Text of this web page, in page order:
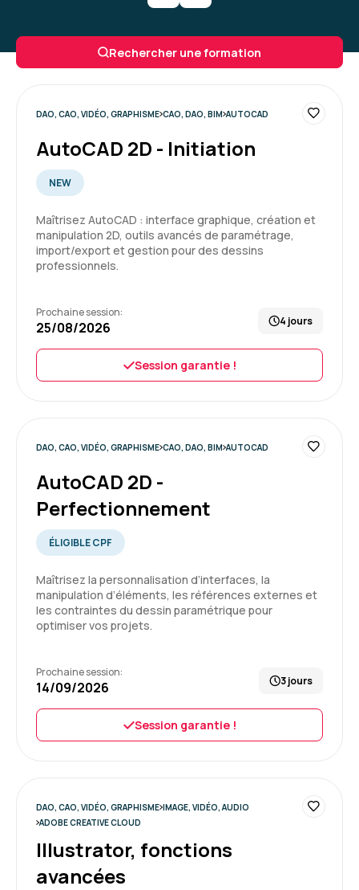
Formateur super, au-delà de ce que j'aurais pu
automatisation
Yannis K. Le 29/04/2026
espérer.
Enseignement de première pro, mais pas que,
cadrage, tips, conseils... un grand merci à lui.
Rechercher une formation
DAO, CAO, VIDÉO, GRAPHISME CAO, DAO, BIM AUTOCAD
AutoCAD 2D - Initiation
NEW
Maîtrisez AutoCAD : interface graphique, création et
manipulation 2D, outils avancés de paramétrage,
import/export et gestion pour des dessins
professionnels.
Prochaine session:
25/08/2026 4 jours
Session garantie !
DAO, CAO, VIDÉO, GRAPHISME CAO, DAO, BIM AUTOCAD
AutoCAD 2D -
Perfectionnement
ÉLIGIBLE CPF
Maîtrisez la personnalisation d’interfaces, la
manipulation d’éléments, les références externes et
les contraintes du dessin paramétrique pour
optimiser vos projets.
Prochaine session:
14/09/2026 3 jours
Session garantie !
DAO, CAO, VIDÉO, GRAPHISME IMAGE, VIDÉO, AUDIO
ADOBE CREATIVE CLOUD
Illustrator, fonctions
avancées